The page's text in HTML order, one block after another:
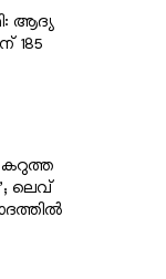
ആദ്യ
185
ആദ്യ
ലെവ്